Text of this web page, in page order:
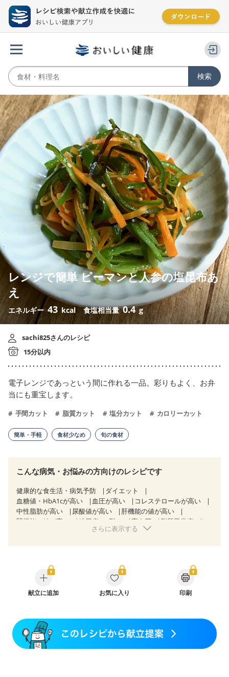
レンジで簡単 ピーマンと人参の塩昆布あ
え
エネルギー 43 kcal 食塩相当量0.4 g
sachi825さんのレシピ
15分以内
電子レンジであっという間に作れる一品。彩りもよく、お弁
当にも重宝します。
手間カット 脂質カット 塩分カット カロリーカット
簡単・手軽 食材少なめ 旬の食材
こんな病気・お悩みの方向けのレシピです
健康的な食生活・病気予防
ダイエット
血糖値・HbA1cが高い
血圧が高い
コレステロールが高い
中性脂肪が高い
尿酸値が高い
肝機能の値が高い
腎機能の値が高い
糖尿病（2型） 高血圧
脂質異常症
狭心症 心筋梗塞
糖尿病性腎症（第１期）
糖尿病性腎症（第２期）
糖尿病性腎症（第３期）
CKD（ステージ１）
CKD（ステージ２）
CKD（ステージ３a）
乳がん治療を終えた方・経過観察中の方など
味の感じ方が変わった
食欲がない
妊娠中(初期)
妊婦健診・体重増加が気になる（初期）
さらに表示する
献立に追加 お気に入り 印刷